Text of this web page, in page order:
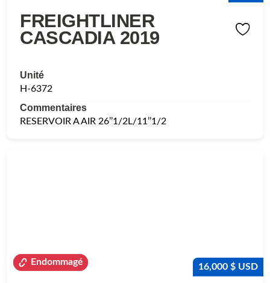
FREIGHTLINER
CASCADIA 2019
Unité
H-6372
Commentaires
RESERVOIR A AIR 26’’1/2L/11’’1/2
Endommagé 16,000 $ USD
Endommagé